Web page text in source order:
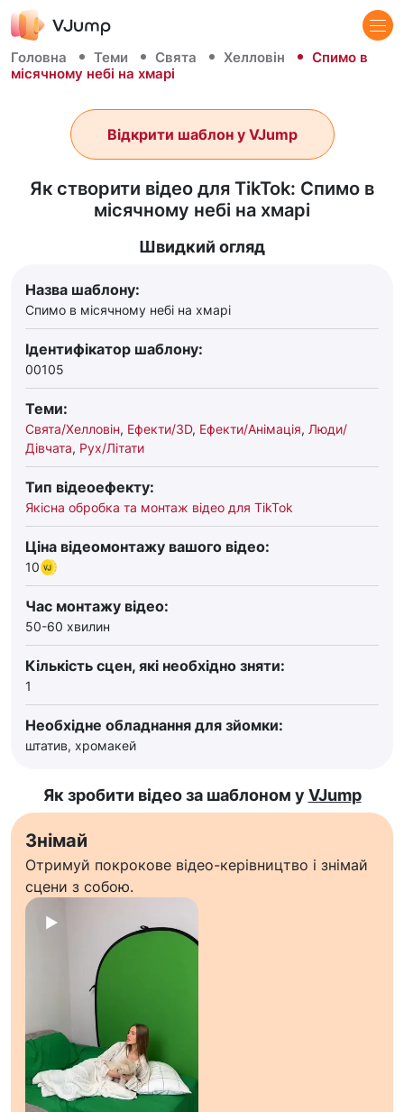
Головна Теми Свята Хелловін
Спимо в
місячному небі на хмарі
Як створити відео для TikTok: Спимо в
місячному небі на хмарі
Відкрити шаблон у VJump
Швидкий огляд
Назва шаблону:
Спимо в місячному небі на хмарі
Ідентифікатор шаблону:
00105
Теми:
Свята/Хелловін, Ефекти/3D, Ефекти/Анімація, Люди/
Дівчата, Рух/Літати
Тип відеоефекту:
Якісна обробка та монтаж відео для TikTok
Ціна відеомонтажу вашого відео:
10
Час монтажу відео:
50-60 хвилин
Кількість сцен, які необхідно зняти:
1
Необхідне обладнання для зйомки:
штатив, хромакей
Як зробити відео за шаблоном у VJump
Знімай
Отримуй покрокове відео-керівництво і знімай
сцени з собою.